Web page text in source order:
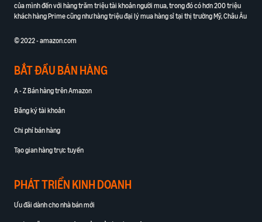
của mình đến với hàng trăm triệu tài khoản người mua, trong đó có hơn 200 triệu
khách hàng Prime cũng như hàng triệu đại lý mua hàng sỉ tại thị trường Mỹ, Châu Âu
© 2022 - amazon.com
BẮT ĐẦU BÁN HÀNG
A - Z Bán hàng trên Amazon
Đăng ký tài khoản
Chi phí bán hàng
Tạo gian hàng trực tuyến
PHÁT TRIỂN KINH DOANH
Ưu đãi dành cho nhà bán mới